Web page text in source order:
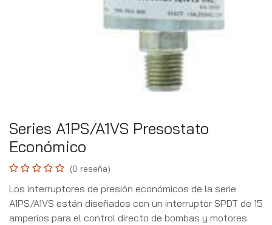
Series A1PS/A1VS Presostato
Económico
(0 reseña)
Los interruptores de presión económicos de la serie
A1PS/A1VS están diseñados con un interruptor SPDT de 15
amperios para el control directo de bombas y motores.